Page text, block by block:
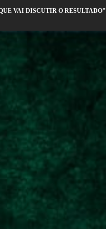
VAI DISCUTIR O RESULTADO”